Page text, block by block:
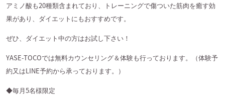
アミノ酸も20種類含まれており、トレーニングで傷ついた筋肉を癒す効
果があり、ダイエットにもおすすめです。
ぜひ、ダイエット中の方はお試し下さい！
YASE-TOCOでは無料カウンセリング＆体験も行っております。（体験予
約又はLINE予約から承っております。）
◆毎月5名様限定